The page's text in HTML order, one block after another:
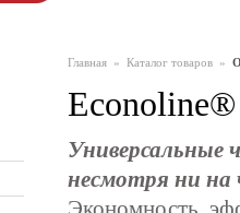
Главная » Каталог товаров »
Econoline®
Универсальные
несмотря ни